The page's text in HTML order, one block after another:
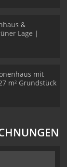
&
Lage |
mit
m² Grundstück